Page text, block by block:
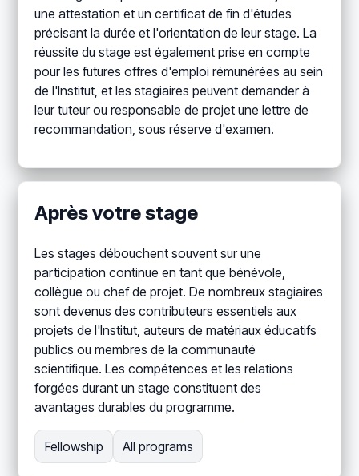
une attestation et un certificat de fin d'études
précisant la durée et l'orientation de leur stage. La
réussite du stage est également prise en compte
pour les futures offres d'emploi rémunérées au sein
de l'Institut, et les stagiaires peuvent demander à
leur tuteur ou responsable de projet une lettre de
recommandation, sous réserve d'examen.
Après votre stage
Les stages débouchent souvent sur une
participation continue en tant que bénévole,
collègue ou chef de projet. De nombreux stagiaires
sont devenus des contributeurs essentiels aux
projets de l'Institut, auteurs de matériaux éducatifs
publics ou membres de la communauté
scientifique. Les compétences et les relations
forgées durant un stage constituent des
avantages durables du programme.
Fellowship All programs